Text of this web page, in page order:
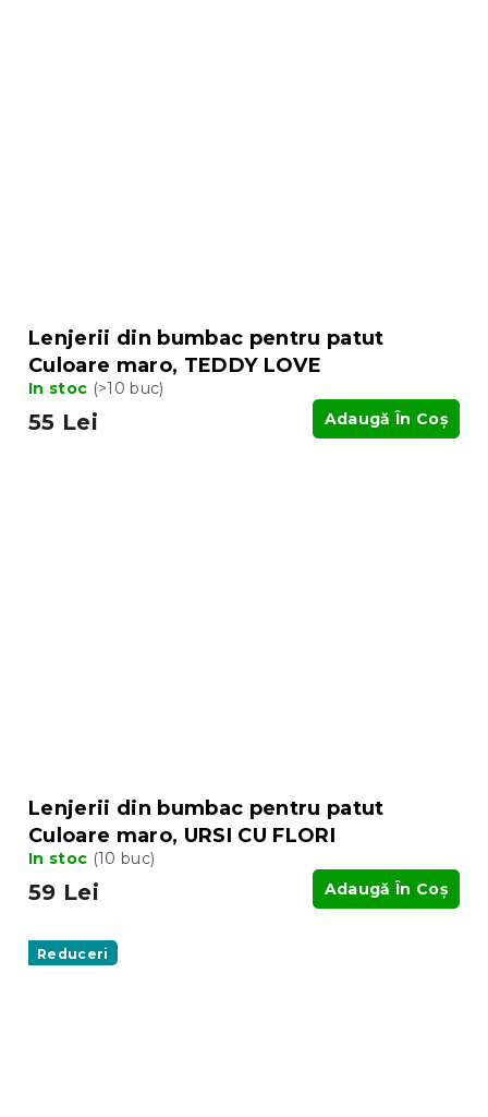
Lenjerii din bumbac pentru patut
Culoare maro, TEDDY LOVE
In stoc (>10 buc)
55 Lei Adaugă În Coş
Lenjerii din bumbac pentru patut
Culoare maro, URSI CU FLORI
In stoc (10 buc)
59 Lei Adaugă În Coş
Reduceri